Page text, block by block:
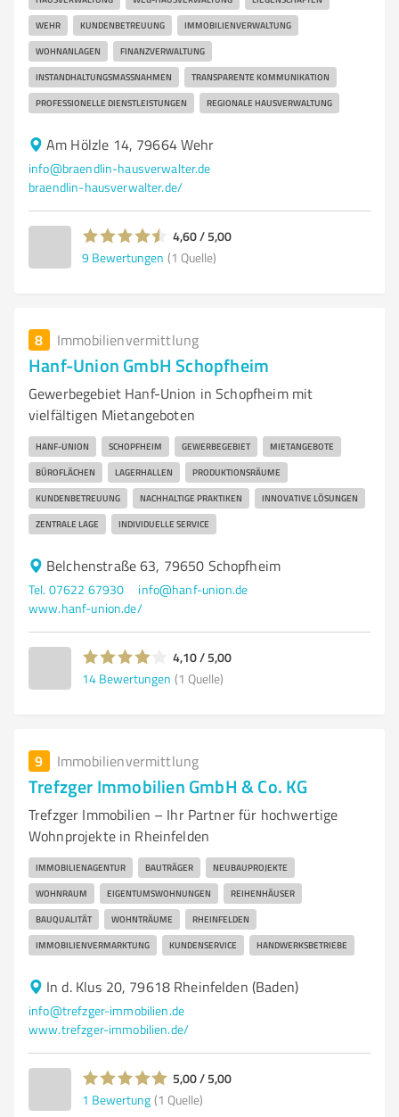
WEHR KUNDENBETREUUNG IMMOBILIENVERWALTUNG
WOHNANLAGEN FINANZVERWALTUNG
INSTANDHALTUNGSMASSNAHMEN TRANSPARENTE KOMMUNIKATION
PROFESSIONELLE DIENSTLEISTUNGEN REGIONALE HAUSVERWALTUNG
Am Hölzle 14, 79664 Wehr
info@braendlin-hausverwalter.de
braendlin-hausverwalter.de/
4,60 / 5,00
9 Bewertungen (1 Quelle)
8 Immobilienvermittlung
Hanf-Union GmbH Schopfheim
Gewerbegebiet Hanf-Union in Schopfheim mit
vielfältigen Mietangeboten
HANF-UNION SCHOPFHEIM GEWERBEGEBIET MIETANGEBOTE
BÜROFLÄCHEN LAGERHALLEN PRODUKTIONSRÄUME
KUNDENBETREUUNG NACHHALTIGE PRAKTIKEN INNOVATIVE LÖSUNGEN
ZENTRALE LAGE INDIVIDUELLE SERVICE
Belchenstraße 63, 79650 Schopfheim
Tel. 07622 67930
info@hanf-union.de
www.hanf-union.de/
4,10 / 5,00
14 Bewertungen (1 Quelle)
9 Immobilienvermittlung
Trefzger Immobilien GmbH & Co. KG
Trefzger Immobilien – Ihr Partner für hochwertige
Wohnprojekte in Rheinfelden
IMMOBILIENAGENTUR BAUTRÄGER NEUBAUPROJEKTE
WOHNRAUM EIGENTUMSWOHNUNGEN REIHENHÄUSER
BAUQUALITÄT WOHNTRÄUME RHEINFELDEN
IMMOBILIENVERMARKTUNG KUNDENSERVICE HANDWERKSBETRIEBE
In d. Klus 20, 79618 Rheinfelden (Baden)
info@trefzger-immobilien.de
www.trefzger-immobilien.de/
5,00 / 5,00
1 Bewertung (1 Quelle)